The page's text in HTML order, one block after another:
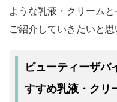
ような乳液・クリーム
ご紹介していきたいと思
ビューティーザバ
すすめ乳液・クリ